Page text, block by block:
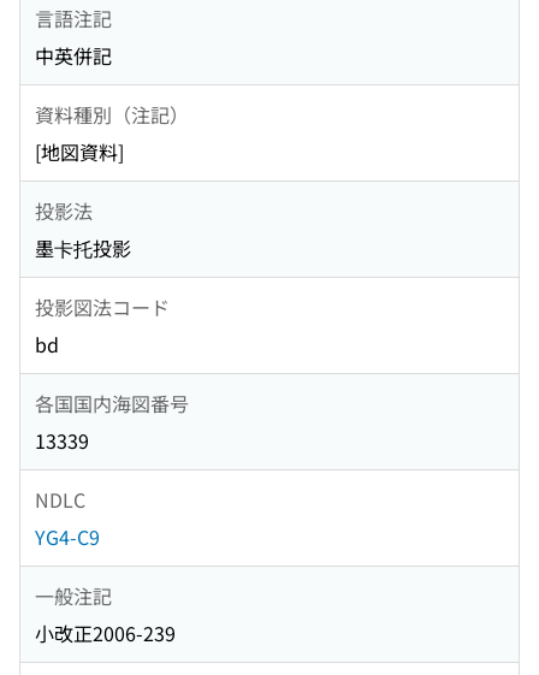
言語注記
中英併記
資料種別（注記）
[地図資料]
投影法
墨卡托投影
投影図法コード
bd
各国国内海図番号
13339
NDLC
YG4-C9
一般注記
小改正2006-239